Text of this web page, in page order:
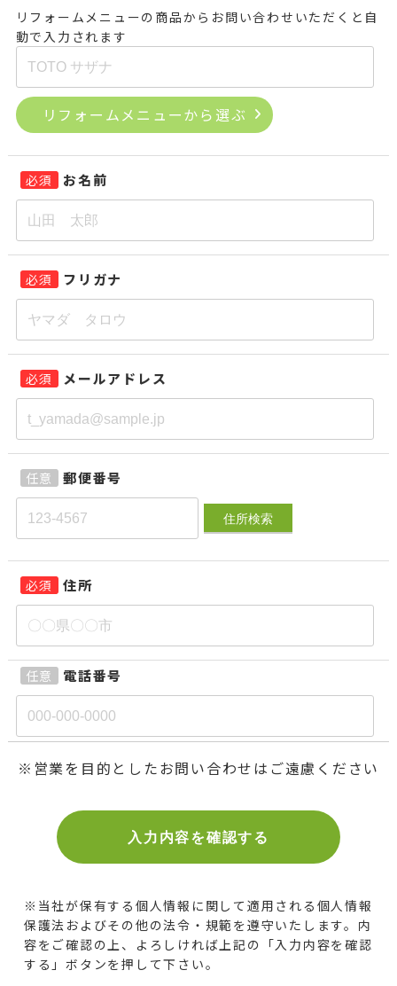
リフォームメニューの商品からお問い合わせいただくと自
動で入力されます
リフォームメニューから選ぶ
必須 お名前
必須 フリガナ
必須 メールアドレス
任意 郵便番号
住所検索
必須 住所
任意 電話番号
※営業を目的としたお問い合わせはご遠慮ください
※当社が保有する個人情報に関して適用される個人情報
保護法およびその他の法令・規範を遵守いたします。 内
容をご確認の上、よろしければ上記の「入力内容を確認
する」ボタンを押して下さい。